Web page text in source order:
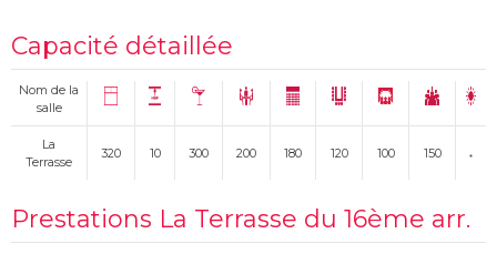
Capacité détaillée
Nom de la
salle
La
Terrasse
320 10 300 200 180 120 100 150
Prestations La Terrasse du 16ème arr.